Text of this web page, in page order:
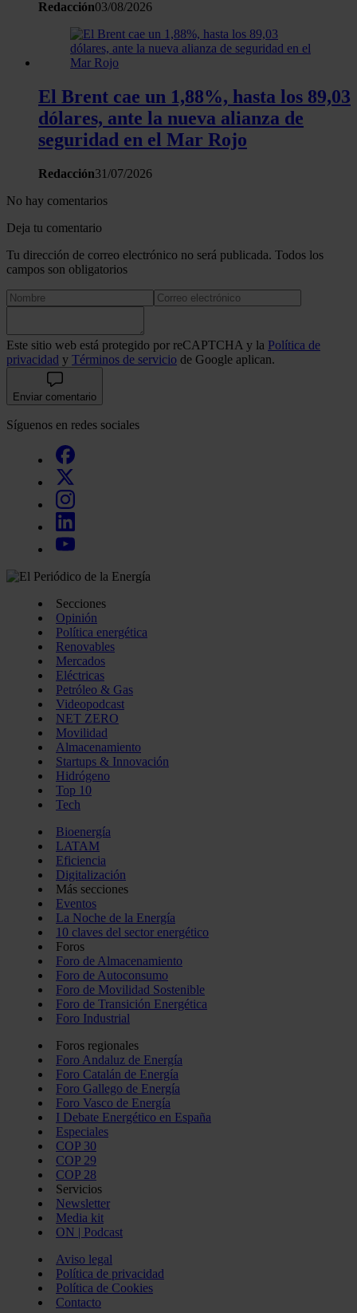
Redacción03/08/2026
El Brent cae un 1,88%, hasta los 89,03
dólares, ante la nueva alianza de
seguridad en el Mar Rojo
Redacción31/07/2026
No hay comentarios
Deja tu comentario
Tu dirección de correo electrónico no será publicada. Todos los
campos son obligatorios
Este sitio web está protegido por reCAPTCHA y la Política de
privacidad y Términos de servicio de Google aplican.
Enviar comentario
Síguenos en redes sociales
Secciones
Opinión
Política energética
Renovables
Mercados
Eléctricas
Petróleo & Gas
Videopodcast
NET ZERO
Movilidad
Almacenamiento
Startups & Innovación
Hidrógeno
Top 10
Tech
Bioenergía
LATAM
Eficiencia
Digitalización
Más secciones
Eventos
La Noche de la Energía
10 claves del sector energético
Foros
Foro de Almacenamiento
Foro de Autoconsumo
Foro de Movilidad Sostenible
Foro de Transición Energética
Foro Industrial
Foros regionales
Foro Andaluz de Energía
Foro Catalán de Energía
Foro Gallego de Energía
Foro Vasco de Energía
I Debate Energético en España
Especiales
COP 30
COP 29
COP 28
Servicios
Newsletter
Media kit
ON | Podcast
Aviso legal
Política de privacidad
Política de Cookies
Contacto